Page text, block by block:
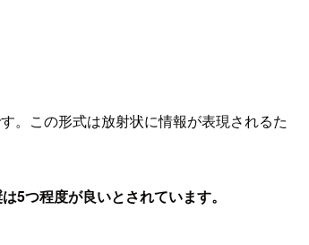
。この形式は放射状に情報が表現されるた
5つ程度が良いとされています。